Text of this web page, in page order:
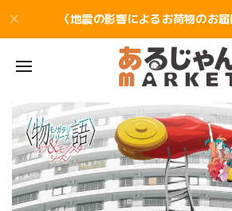
〈地震の影響によるお荷物のお届